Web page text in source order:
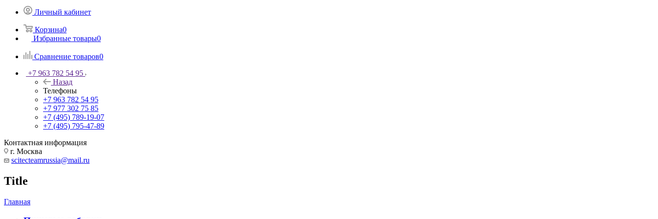
Личный кабинет
Корзина0
Избранные товары0
Сравнение товаров0
+7 963 782 54 95
Назад
Телефоны
+7 963 782 54 95
+7 977 302 75 85
+7 (495) 789-19-07
+7 (495) 795-47-89
Контактная информация
г. Москва
scitecteamrussia@mail.ru
Title
Главная